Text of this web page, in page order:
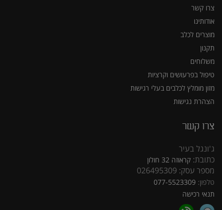
צרו קשר
אודותינו
מוצרים לכלב
תקנון
משלוחים
טיפול בפרעושים וקרציות
מזון מומלץ לכלבים בעלי רגישות
הצהרת נגישות
צרו קשר
ג'ונגל בעיר
כתובת: קראוזה 32 חולון
מספר עסק: 026495309
טלפון: 077-5523309
תנאי רכישה